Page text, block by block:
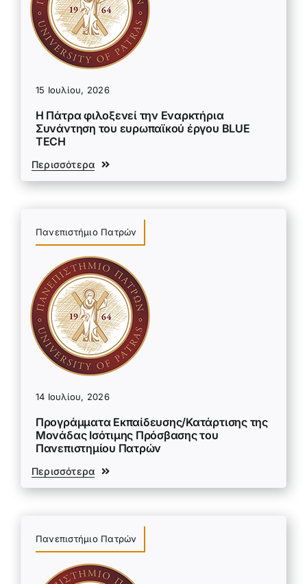
15 Ιουλίου, 2026
Η Πάτρα φιλοξενεί την Εναρκτήρια
Συνάντηση του ευρωπαϊκού έργου BLUE
TECH
Περισσότερα
Πανεπιστήμιο Πατρών
14 Ιουλίου, 2026
Προγράμματα Εκπαίδευσης/Κατάρτισης της
Μονάδας Ισότιμης Πρόσβασης του
Πανεπιστημίου Πατρών
Περισσότερα
Πανεπιστήμιο Πατρών